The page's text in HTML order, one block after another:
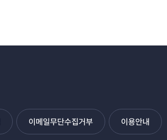
이메일무단수집거부 이용안내